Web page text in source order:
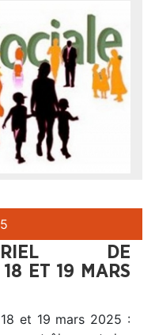
DE
18 ET 19 MARS
et 19 mars 2025 :